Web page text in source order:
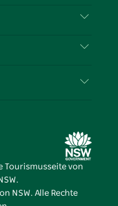
Tourismusseite von
NSW. Alle Rechte